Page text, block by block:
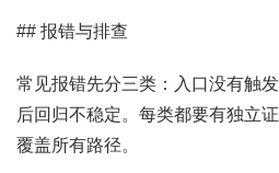
## 报错与排查
常见报错先分三类：入口没有触
后回归不稳定。每类都要有独立
覆盖所有路径。